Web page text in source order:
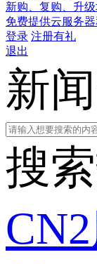
新购、复购、升
免费提供云服务
登录 注册有礼
退出
新
搜